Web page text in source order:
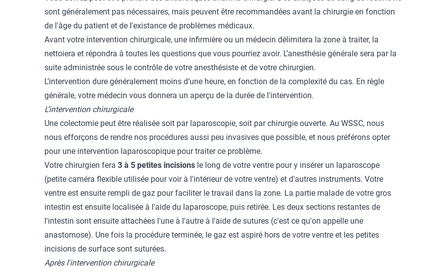
sont généralement pas nécessaires, mais peuvent être recommandées avant la chirurgie en fonction
de l'âge du patient et de l'existance de problèmes médicaux.
Avant votre intervention chirurgicale, une infirmière ou un médecin délimitera la zone à traiter, la
nettoiera et répondra à toutes les questions que vous pourriez avoir. L’anesthésie générale sera par la
suite administrée sous le contrôle de votre anesthésiste et de votre chirurgien.
L’intervention dure généralement moins d’une heure, en fonction de la complexité du cas. En règle
générale, votre médecin vous donnera un aperçu de la durée de l'intervention.
L’intervention chirurgicale
Une colectomie peut être réalisée soit par laparoscopie, soit par chirurgie ouverte. Au WSSC, nous
nous efforçons de rendre nos procédures aussi peu invasives que possible, et nous préférons opter
pour une intervention laparoscopique pour traiter ce problème.
Votre chirurgien fera 3 à 5 petites incisions le long de votre ventre pour y insérer un laparoscope
(petite caméra flexible utilisée pour voir à l'intérieur de votre ventre) et d'autres instruments. Votre
ventre est ensuite rempli de gaz pour faciliter le travail dans la zone. La partie malade de votre gros
intestin est ensuite localisée à l'aide du laparoscope, puis retirée. Les deux sections restantes de
l'intestin sont ensuite attachées l'une à l'autre à l'aide de sutures (c'est ce qu'on appelle une
anastomose). Une fois la procédure terminée, le gaz est aspiré hors de votre ventre et les petites
incisions de surface sont suturées.
Après l'intervention chirurgicale